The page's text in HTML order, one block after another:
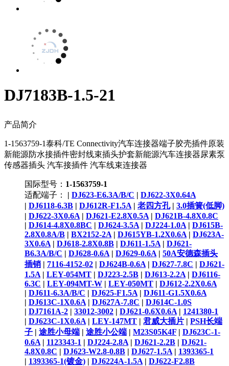
DJ7183B-1.5-21
产品简介
1-1563759-1泰科/TE Connectivity汽车连接器端子胶壳插件原装
新能源防水接插件密封线束插头护套新能源汽车连接器尿素泵
传感器插头 汽车接插件 汽车线束连接器
国际型号： 1-1563759-1
适配端子：
| DJ623-E6.3A/B/C | DJ622-3X0.64A
| DJ6118-6.3B | DJ612R-F1.5A | 老四方孔| 3.0插簧(低脚)
| DJ622-3X0.6A | DJ621-E2.8X0.5A | DJ621B-4.8X0.8C
| DJ614-4.8X0.8BC | DJ624-3.5A | DJ224-1.0A | DJ615B-
2.8X0.8A/B | BX2152-2A | DJ615YB-1.2X0.6A | DJ623A-
3X0.6A | DJ618-2.8X0.8B | DJ611-1.5A | DJ621-
B6.3A/B/C | DJ628-0.6A | DJ629-0.6A | 50A安德森插头
插销 | 7116-4152-02 | DJ624B-0.6A | DJ627-7.8C | DJ621-
1.5A | LEY-054MT | DJ223-2.5B | DJ613-2.2A | DJ6116-
6.3C | LEY-094MT-W | LEY-050MT | DJ612-2.2X0.6A
| DJ611-6.3A/B/C | DJ625-F1.5A | DJ611-G1.5X0.6A
| DJ613C-1X0.6A | DJ627A-7.8C | DJ614C-1.0S
| DJ7161A-2 | 33012-3002 | DJ621-0.6X0.6A | 1241380-1
| DJ623C-1X0.6A | LEY-147MT | 君威大插片 | PSH长端
子 | 途胜小母端 | 途胜小公端 | M23S05K4F | DJ623C-1-
0.6A | 1123343-1 | DJ224-2.8A | DJ621-2.2B | DJ621-
4.8X0.8C | DJ623-W2.8-0.8B | DJ627-1.5A | 1393365-1
| 1393365-1(镀金) | DJ6224A-1.5A | DJ622-F2.8B